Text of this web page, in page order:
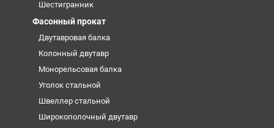
Шестигранник
Фасонный прокат
Двутавровая балка
Колонный двутавр
Монорельсовая балка
Уголок стальной
Швеллер стальной
Широкополочный двутавр